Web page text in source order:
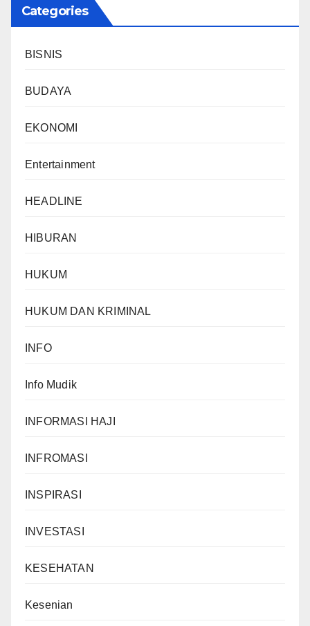
Categories
BISNIS
BUDAYA
EKONOMI
Entertainment
HEADLINE
HIBURAN
HUKUM
HUKUM DAN KRIMINAL
INFO
Info Mudik
INFORMASI HAJI
INFROMASI
INSPIRASI
INVESTASI
KESEHATAN
Kesenian